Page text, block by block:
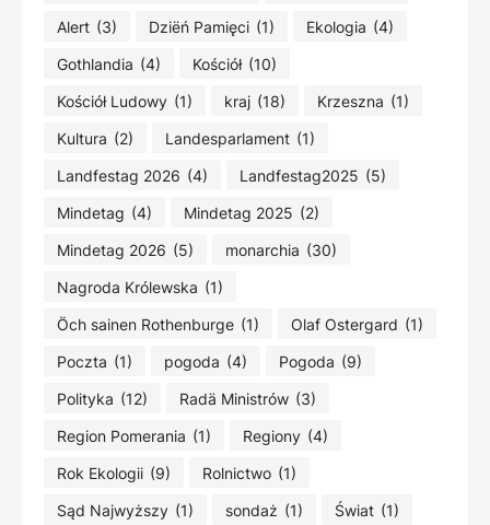
Alert (3) Dziëń Pamięci (1) Ekologia (4)
Gothlandia (4) Kościół (10)
Kościół Ludowy (1) kraj (18) Krzeszna (1)
Kultura (2) Landesparlament (1)
Landfestag 2026 (4) Landfestag2025 (5)
Mindetag (4) Mindetag 2025 (2)
Mindetag 2026 (5) monarchia (30)
Nagroda Królewska (1)
Öch sainen Rothenburge (1) Olaf Ostergard (1)
Poczta (1) pogoda (4) Pogoda (9)
Polityka (12) Radä Ministrów (3)
Region Pomerania (1) Regiony (4)
Rok Ekologii (9) Rolnictwo (1)
Sąd Najwyższy (1) sondaż (1) Świat (1)